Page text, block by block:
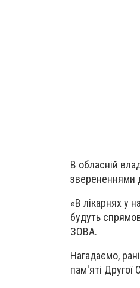
В обласній
зверененнями
«В лікарнях у
будуть
ЗОВА.
Нагадаємo,
пам'яті Другoї